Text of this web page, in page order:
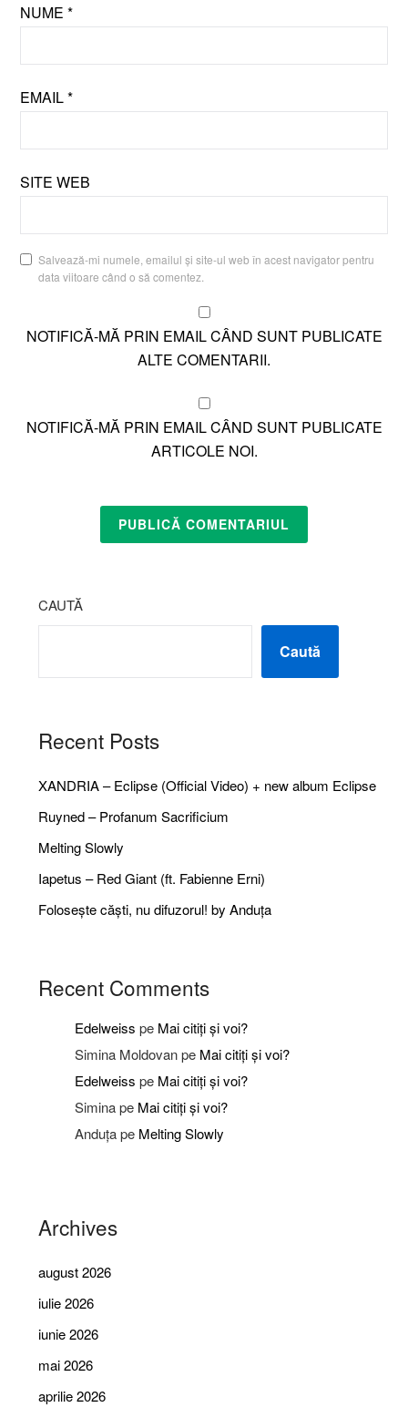
NUME*
EMAIL*
SITE WEB
Salvează-mi numele, emailul și site-ul web în acest navigator pentru
data viitoare când o să comentez.
NOTIFICĂ-MĂ PRIN EMAIL CÂND SUNT PUBLICATE
ALTE COMENTARII.
NOTIFICĂ-MĂ PRIN EMAIL CÂND SUNT PUBLICATE
ARTICOLE NOI.
CAUTĂ
Caută
Recent Posts
XANDRIA – Eclipse (Official Video) + new album Eclipse
Ruyned – Profanum Sacrificium
Melting Slowly
Iapetus – Red Giant (ft. Fabienne Erni)
Folosește căști, nu difuzorul! by Anduța
Recent Comments
Edelweiss pe Mai citiți și voi?
Simina Moldovanpe Mai citiți și voi?
Edelweiss pe Mai citiți și voi?
Siminape Mai citiți și voi?
Anduțape Melting Slowly
Archives
august 2026
iulie 2026
iunie 2026
mai 2026
aprilie 2026